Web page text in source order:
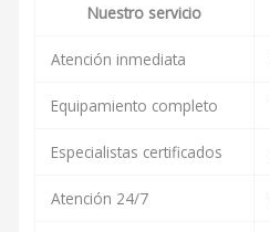
Nuestro servicio
Atención inmediata
Equipamiento completo
Especialistas certificados
Atención 24/7